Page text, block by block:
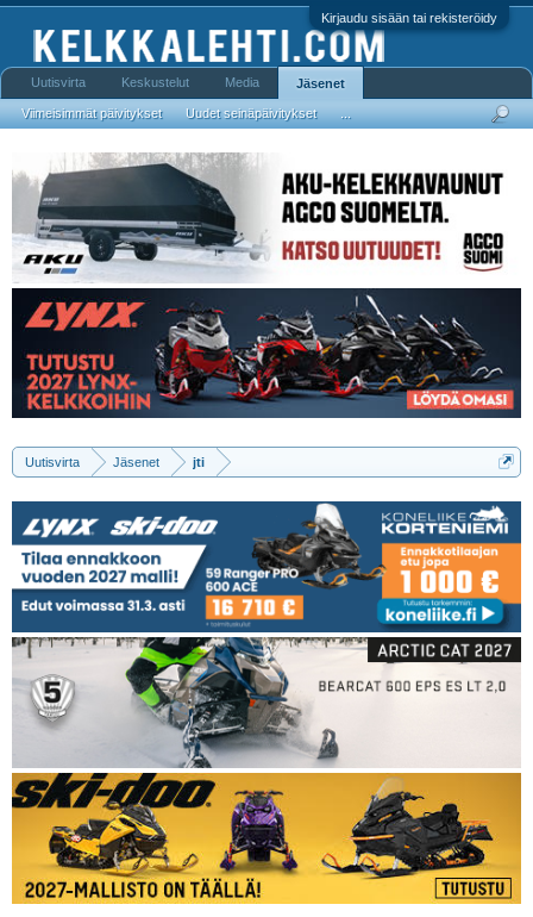
Kirjaudu sisään tai rekisteröidy
Uutisvirta Jäsenet jti
Uutisvirta Keskustelut Media Jäsenet
Viimeisimmät päivitykset Uudet seinäpäivitykset